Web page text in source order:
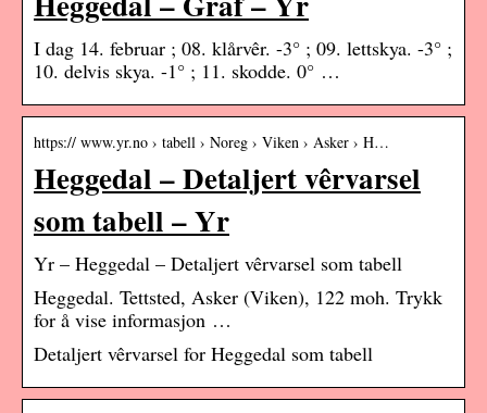
I dag 14. februar ; 08. klårvêr. -3° ; 09. lettskya. -3° ;
10. delvis skya. -1° ; 11. skodde. 0° …
https:// www.yr.no › tabell › Noreg › Viken › Asker › H…
Heggedal – Detaljert vêrvarsel
som tabell – Yr
Yr – Heggedal – Detaljert vêrvarsel som tabell
Heggedal. Tettsted, Asker (Viken), 122 moh. Trykk
for å vise informasjon …
Detaljert vêrvarsel for Heggedal som tabell